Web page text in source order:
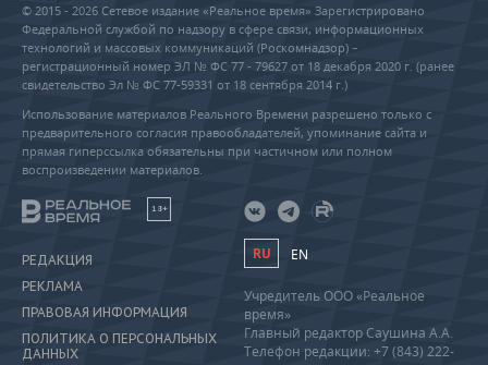
© 2015 - 2026 Сетевое издание «Реальное время» Зарегистрировано
Федеральной службой по надзору в сфере связи, информационных
технологий и массовых коммуникаций (Роскомнадзор) –
регистрационный номер ЭЛ № ФС 77 - 79627 от 18 декабря 2020 г. (ранее
свидетельство Эл № ФС 77-59331 от 18 сентября 2014 г.)
Использование материалов Реального Времени разрешено только с
предварительного согласия правообладателей, упоминание сайта и
прямая гиперссылка обязательны при частичном или полном
воспроизведении материалов.
18+
РЕДАКЦИЯ
РЕКЛАМА
ПРАВОВАЯ ИНФОРМАЦИЯ
ПОЛИТИКА О ПЕРСОНАЛЬНЫХ
ДАННЫХ
RU EN
Учредитель ООО «Реальное
время»
Главный редактор Саушина А.А.
Телефон редакции: +7 (843) 222-